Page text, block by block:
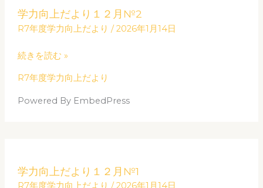
学力向上だより１２月№2
R7年度学力向上だより /2026年1月14日
力
向
上
よ
り
続きを読む »
R7年度学力向上だより
Powered By EmbedPress
学力向上だより１２月№1
R7年度学力向上だより /2026年1月14日
力